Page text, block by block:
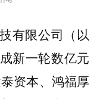
有限公司（以
新一轮数亿元
资本、鸿福厚